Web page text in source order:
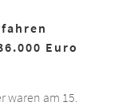
Euro
waren am 15.